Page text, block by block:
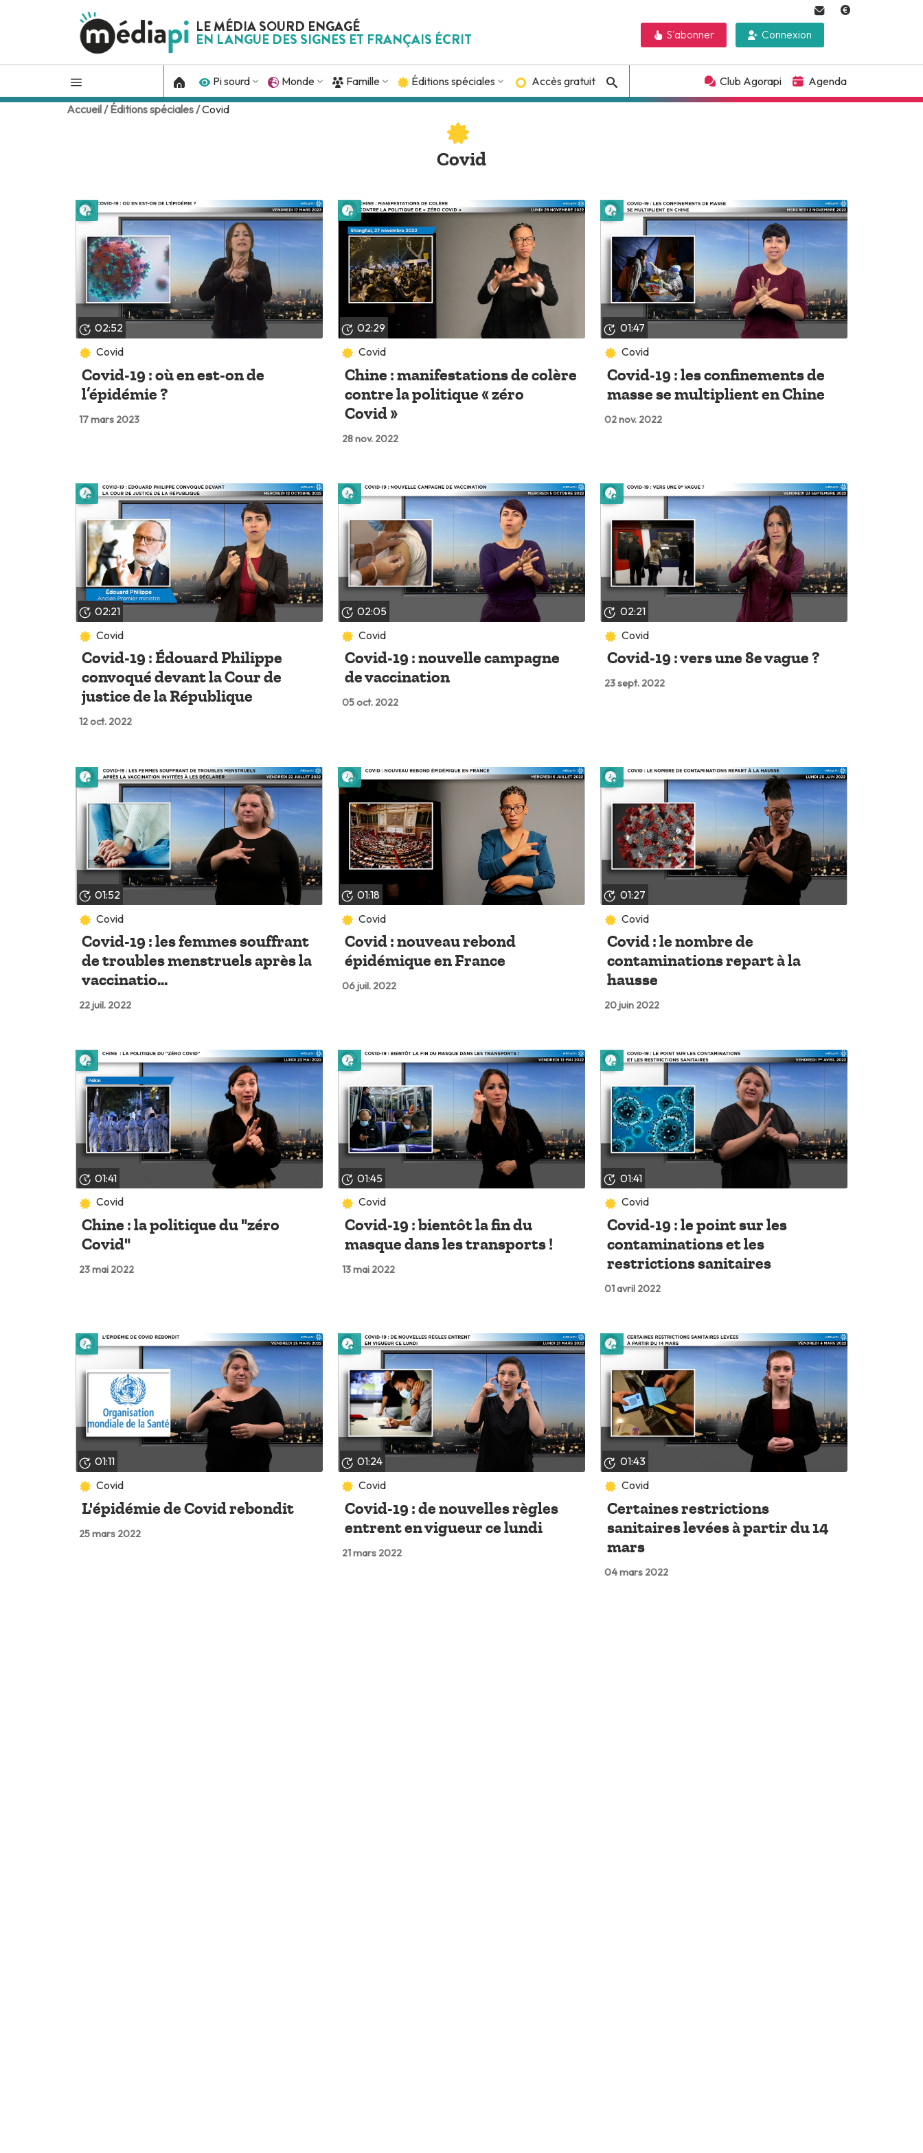
LE MÉDIA SOURD ENGAGÉ
EN LANGUE DES SIGNES ET FRANÇAIS ÉCRIT Connexion
S'abonner
Pi sourd Monde Famille Éditions spéciales Accès gratuit Club Agorapi Agenda
Accueil / Éditions spéciales /Covid
Covid
02:52
Covid
Covid-19 : où en est-on de
l’épidémie ?
17 mars 2023
Lire plus tard
02:29
Covid
Chine : manifestations de colère
contre la politique « zéro
Covid »
28 nov. 2022
Lire plus tard
01:47
Covid
Covid-19 : les confinements de
masse se multiplient en Chine
02 nov. 2022
Lire plus tard
02:21
Covid
Covid-19 : Édouard Philippe
convoqué devant la Cour de
justice de la République
12 oct. 2022
Lire plus tard
02:05
Covid
Covid-19 : nouvelle campagne
de vaccination
05 oct. 2022
Lire plus tard
02:21
Covid
Covid-19 : vers une 8e vague ?
23 sept. 2022
Lire plus tard
01:52
Covid
Covid-19 : les femmes souffrant
de troubles menstruels après la
vaccinatio...
22 juil. 2022
Lire plus tard
01:18
Covid
Covid : nouveau rebond
épidémique en France
06 juil. 2022
Lire plus tard
01:27
Covid
Covid : le nombre de
contaminations repart à la
hausse
20 juin 2022
Lire plus tard
01:41
Covid
Chine : la politique du "zéro
Covid"
23 mai 2022
Lire plus tard
01:45
Covid
Covid-19 : bientôt la fin du
masque dans les transports !
13 mai 2022
Lire plus tard
01:41
Covid
Covid-19 : le point sur les
contaminations et les
restrictions sanitaires
01 avril 2022
Lire plus tard
01:11
Covid
L'épidémie de Covid rebondit
25 mars 2022
Lire plus tard
01:24
Covid
Covid-19 : de nouvelles règles
entrent en vigueur ce lundi
21 mars 2022
Lire plus tard
01:43
Covid
Certaines restrictions
sanitaires levées à partir du 14
mars
04 mars 2022
Lire plus tard